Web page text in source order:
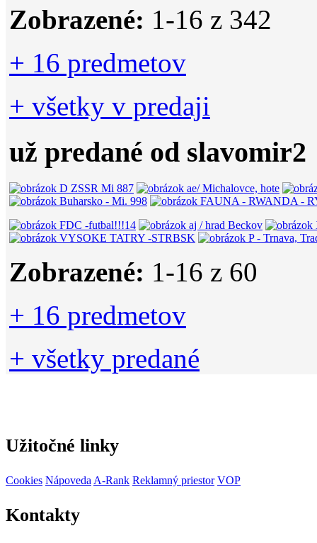
Zobrazené: 1-16 z 342
+ 16 predmetov
+ všetky v predaji
už predané od slavomir2
Zobrazené: 1-16 z 60
+ 16 predmetov
+ všetky predané
Užitočné linky
Cookies Nápoveda A-Rank Reklamný priestor VOP
Kontakty